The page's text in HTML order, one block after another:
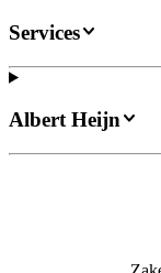
Services
Albert Heijn